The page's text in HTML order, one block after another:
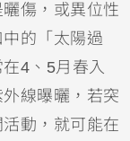
傷，或異位性
的「太陽過
4、5月春入
線曝曬，若突
動，就可能在